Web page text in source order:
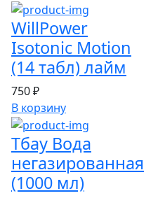
WillPower
Isotonic Motion
(14 табл) лайм
750 ₽
В корзину
Тбау Вода
негазированная
(1000 мл)